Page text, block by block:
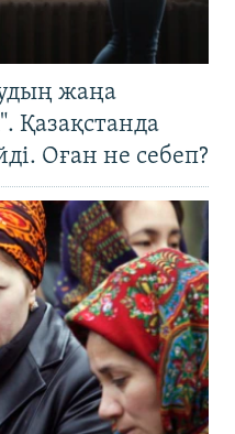
жаңа
Қазақстанда
Оған не себеп?